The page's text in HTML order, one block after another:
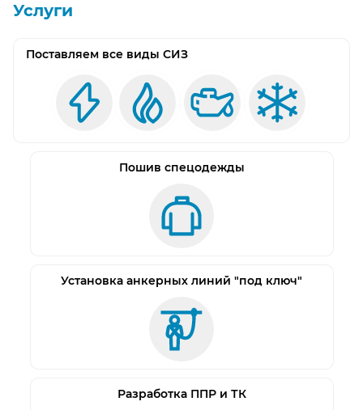
Услуги
Поставляем все виды СИЗ
Пошив спецодежды
Установка анкерных линий "под ключ"
Разработка ППР и ТК